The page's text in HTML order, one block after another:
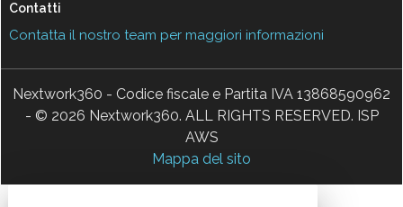
Contatti
Contatta il nostro team per maggiori informazioni
Nextwork360 - Codice fiscale e Partita IVA 13868590962
- © 2026 Nextwork360. ALL RIGHTS RESERVED. ISP
AWS
Mappa del sito